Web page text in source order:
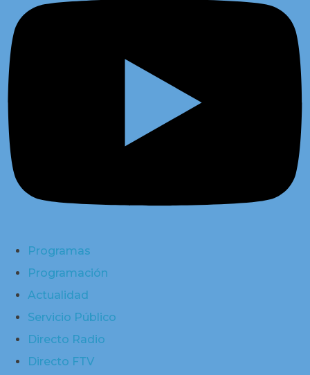
Programas
Programación
Actualidad
Servicio Público
Directo Radio
Directo FTV